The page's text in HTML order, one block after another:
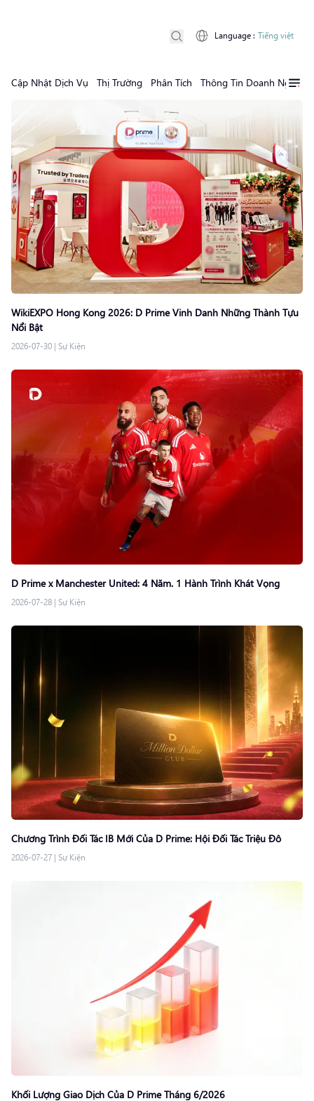
Cập Nhật Dịch Vụ Thị Trường Phân Tích Thông Tin Doanh Nghiệp
Language : Tiếng việt
WikiEXPO Hong Kong 2026: D Prime Vinh Danh Những Thành Tựu
Nổi Bật
2026-07-30 | Sự Kiện
D Prime x Manchester United: 4 Năm. 1 Hành Trình Khát Vọng
2026-07-28 | Sự Kiện
Chương Trình Đối Tác IB Mới Của D Prime: Hội Đối Tác Triệu Đô
2026-07-27 | Sự Kiện
Khối Lượng Giao Dịch Của D Prime Tháng 6/2026